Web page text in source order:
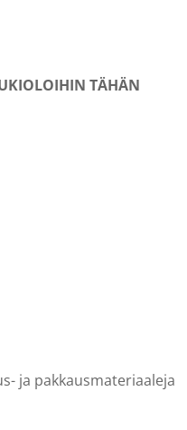
TÄHÄN
ja pakkausmateriaaleja